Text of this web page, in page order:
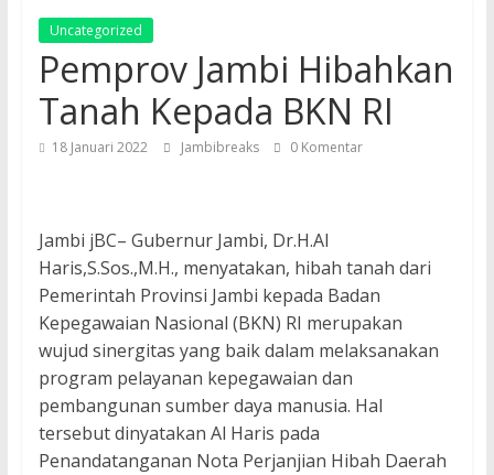
Uncategorized
Pemprov Jambi Hibahkan
Tanah Kepada BKN RI
18 Januari 2022 Jambibreaks 0 Komentar
Jambi jBC– Gubernur Jambi, Dr.H.Al
Haris,S.Sos.,M.H., menyatakan, hibah tanah dari
Pemerintah Provinsi Jambi kepada Badan
Kepegawaian Nasional (BKN) RI merupakan
wujud sinergitas yang baik dalam melaksanakan
program pelayanan kepegawaian dan
pembangunan sumber daya manusia. Hal
tersebut dinyatakan Al Haris pada
Penandatanganan Nota Perjanjian Hibah Daerah